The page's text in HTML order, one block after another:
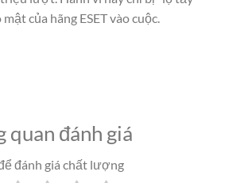
của hãng ESET vào cuộc.
quan đánh giá
đánh giá chất lượng